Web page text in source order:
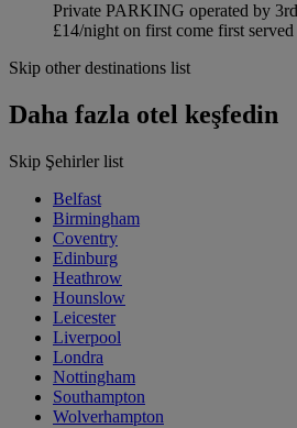
Private PARKING operated by
£14/night on first come first served
Skip other destinations list
Daha fazla otel keşfedin
Skip Şehirler list
Belfast
Birmingham
Coventry
Edinburg
Heathrow
Hounslow
Leicester
Liverpool
Londra
Nottingham
Southampton
Wolverhampton